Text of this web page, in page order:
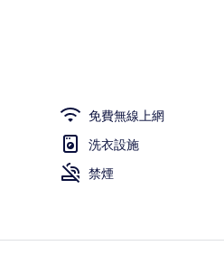
免費無線上網
洗衣設施
禁煙